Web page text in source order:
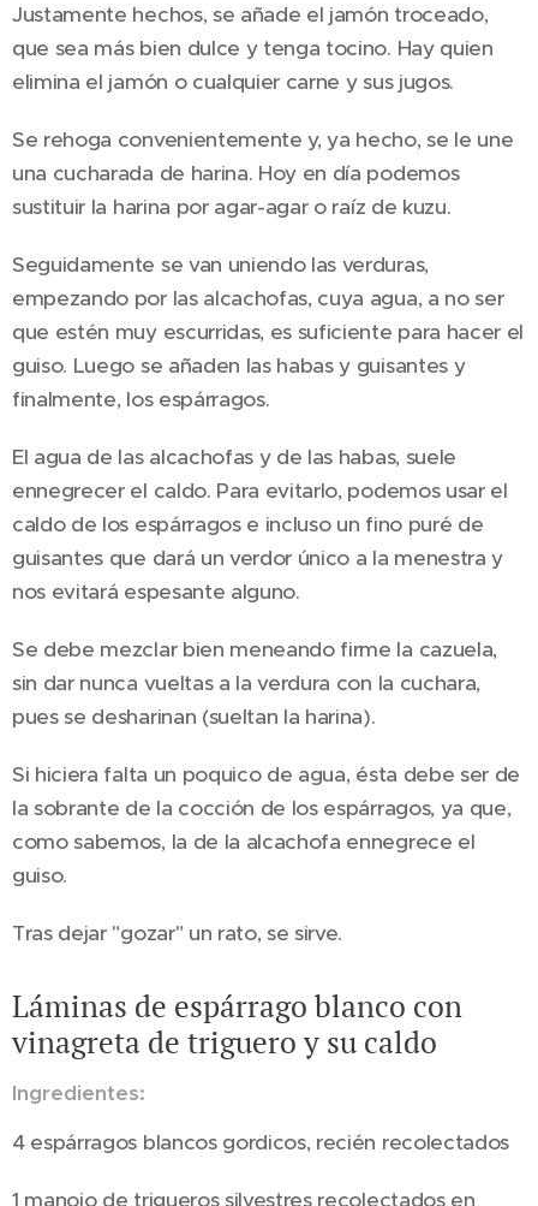
Justamente hechos, se añade el jamón troceado,
que sea más bien dulce y tenga tocino. Hay quien
elimina el jamón o cualquier carne y sus jugos.
Se rehoga convenientemente y, ya hecho, se le une
una cucharada de harina. Hoy en día podemos
sustituir la harina por agar-agar o raíz de kuzu.
Seguidamente se van uniendo las verduras,
empezando por las alcachofas, cuya agua, a no ser
que estén muy escurridas, es suficiente para hacer el
guiso. Luego se añaden las habas y guisantes y
finalmente, los espárragos.
El agua de las alcachofas y de las habas, suele
ennegrecer el caldo. Para evitarlo, podemos usar el
caldo de los espárragos e incluso un fino puré de
guisantes que dará un verdor único a la menestra y
nos evitará espesante alguno.
Se debe mezclar bien meneando firme la cazuela,
sin dar nunca vueltas a la verdura con la cuchara,
pues se desharinan (sueltan la harina).
Si hiciera falta un poquico de agua, ésta debe ser de
la sobrante de la cocción de los espárragos, ya que,
como sabemos, la de la alcachofa ennegrece el
guiso.
Tras dejar "gozar" un rato, se sirve.
Láminas de espárrago blanco con
vinagreta de triguero y su caldo
Ingredientes:
4 espárragos blancos gordicos, recién recolectados
1 manojo de trigueros silvestres recolectados en